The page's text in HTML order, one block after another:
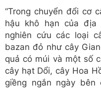
“Trong chuyển đổi cơ
hậu khô hạn của
nghiên cứu các loại
bazan đỏ như cây
quả có múi và một số
cây hạt Dổi, cây Hoa
giềng ngắn ngày bên